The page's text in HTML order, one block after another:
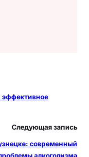
эффективное
Следующая запись
современный
алкоголизма